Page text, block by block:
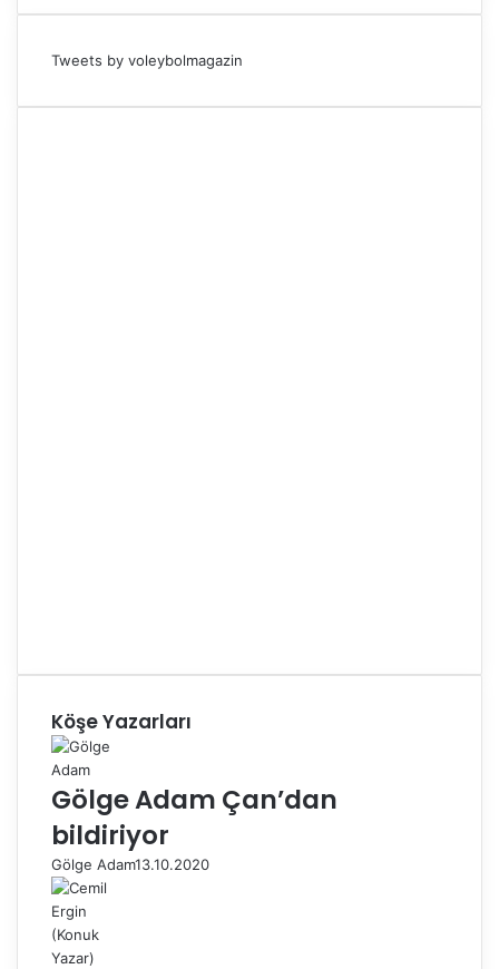
Tweets by voleybolmagazin
Köşe Yazarları
Gölge Adam Çan’dan
bildiriyor
Gölge Adam13.10.2020